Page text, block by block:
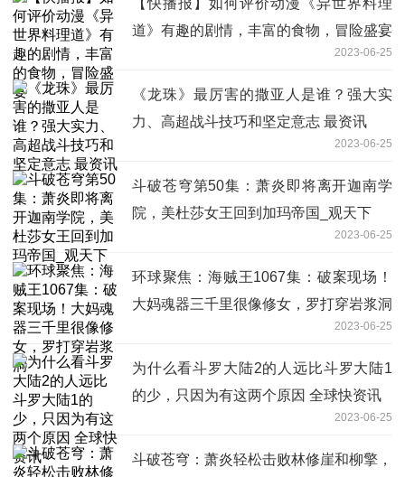
道》有趣的剧情，丰富的食物，冒险盛宴
2023-06-25
《龙珠》最厉害的撒亚人是谁？强大实
力、高超战斗技巧和坚定意志 最资讯
2023-06-25
斗破苍穹第50集：萧炎即将离开迦南学
院，美杜莎女王回到加玛帝国_观天下
2023-06-25
环球聚焦：海贼王1067集：破案现场！
大妈魂器三千里很像修女，罗打穿岩浆洞
2023-06-25
为什么看斗罗大陆2的人远比斗罗大陆1
的少，只因为有这两个原因 全球快资讯
2023-06-25
斗破苍穹：萧炎轻松击败林修崖和柳擎，